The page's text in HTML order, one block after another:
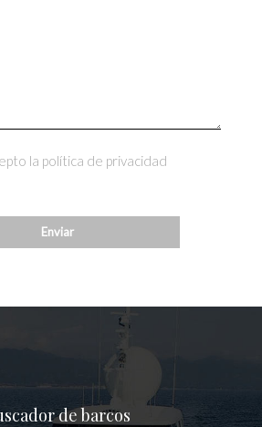
la política de privacidad
de barcos